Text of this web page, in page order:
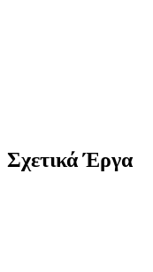
Σχετικά Έργα